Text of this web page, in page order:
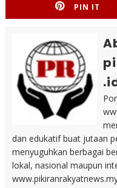
PIN IT
dan edukatif buat jutaan
menyuguhkan berbagai
lokal, nasional maupun